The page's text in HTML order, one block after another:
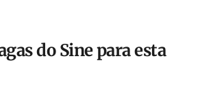
do Sine para esta